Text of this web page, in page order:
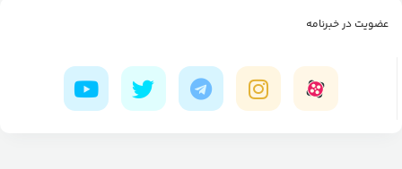
عضویت در خبرنامه